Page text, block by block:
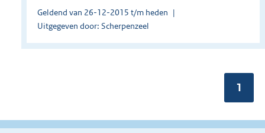
Geldend van 26-12-2015 t/m heden
Uitgegeven door: Scherpenzeel
1